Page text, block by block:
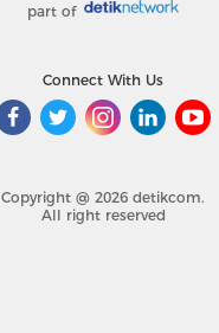
part of
Connect With Us
Copyright @ 2026 detikcom.
All right reserved